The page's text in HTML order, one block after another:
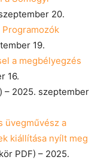
20.
19.
a megbélyegzés
16.
– 2025. szeptember
üvegművész a
kiállítása nyílt meg
PDF) – 2025.